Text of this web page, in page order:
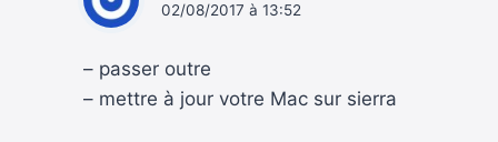
02/08/2017 à 13:52
– passer outre
– mettre à jour votre Mac sur sierra